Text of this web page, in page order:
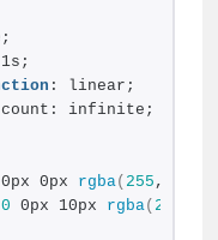
: linear;
count: infinite;
0px 0px rgba( 255 ,
0 0px 10px rgba( 255